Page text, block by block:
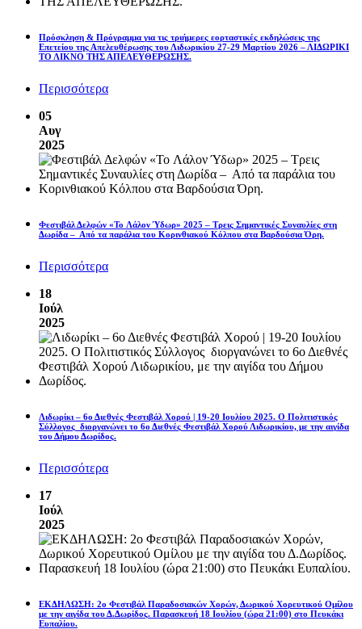
Πρόσκληση & Πρόγραμμα για τις τριήμερες εορταστικές εκδηλώσεις της
Επετείου της Απελευθέρωσης του Λιδωρικίου 27-29 Μαρτίου 2026 – ΛΙΔΩΡΙΚΙ
ΤΟ ΛΙΚΝΟ ΤΗΣ ΑΠΕΛΕΥΘΕΡΩΣΗΣ.
Περισσότερα
05
Αυγ
2025
Φεστιβάλ Δελφών «To Λάλον Ύδωρ» 2025 – Τρεις Σημαντικές Συναυλίες στη
Δωρίδα – Από τα παράλια του Κορινθιακού Κόλπου στα Βαρδούσια Όρη.
Περισσότερα
18
Ιούλ
2025
Λιδωρίκι – 6ο Διεθνές Φεστιβάλ Χορού | 19-20 Ιουλίου 2025. Ο Πολιτιστικός
Σύλλογος διοργανώνει το 6ο Διεθνές Φεστιβάλ Χορού Λιδωρικίου, με την αιγίδα
του Δήμου Δωρίδος.
Περισσότερα
17
Ιούλ
2025
ΕΚΔΗΛΩΣΗ: 2ο Φεστιβάλ Παραδοσιακών Χορών, Δωρικού Χορευτικού Ομίλου
με την αιγίδα του Δ.Δωρίδος. Παρασκευή 18 Ιουλίου (ώρα 21:00) στο Πευκάκι
Ευπαλίου.